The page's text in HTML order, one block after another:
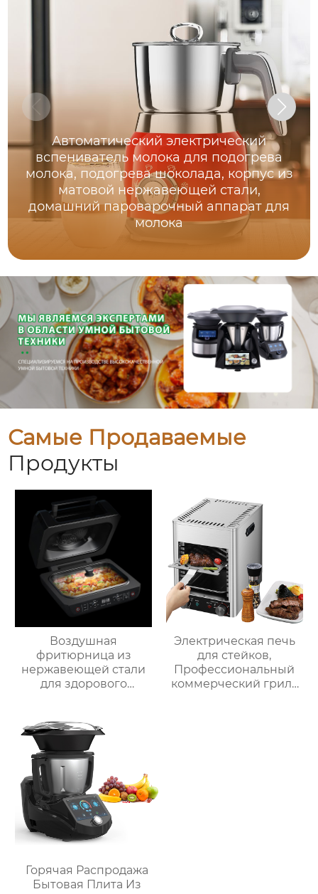
Автоматический электрический
вспениватель молока для подогрева
молока, подогрева шоколада, корпус из
матовой нержавеющей стали,
домашний пароварочный аппарат для
молока
Самые Продаваемые
Продукты
Воздушная
фритюрница из
нержавеющей стали
для здорового
содержанием жира
электрическая
воздушная
фритюрница Тостер
духовка воздушная
фритюрница
Электрическая печь
для стейков,
Профессиональный
коммерческий гриль
Горячая Распродажа
Бытовая Плита Из